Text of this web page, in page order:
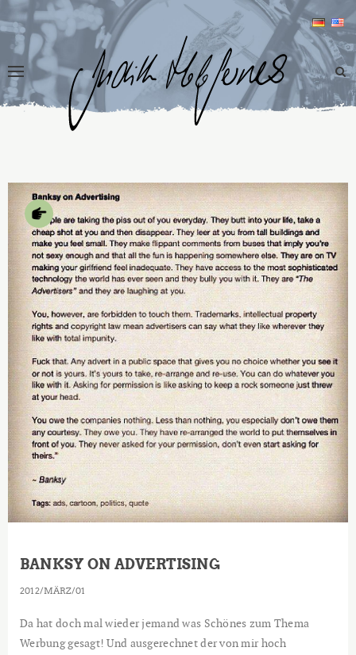
BANKSY ON ADVERTISING
2012 MÄRZ 01
Da hat doch mal wieder jemand was Schönes zum Thema
Werbung gesagt! Und ausgerechnet der von mir hoch